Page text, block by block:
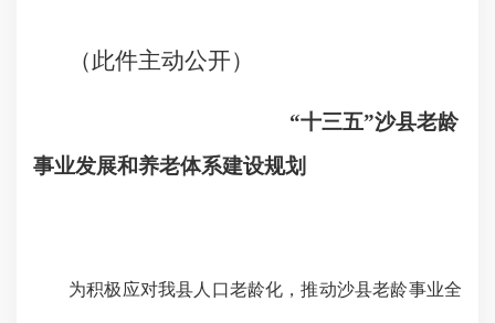
（此件主动公开）
“十三五”沙县老龄
事业发展和养老体系建设规划
为积极应对我县人口老龄化，推动沙县老龄事业全